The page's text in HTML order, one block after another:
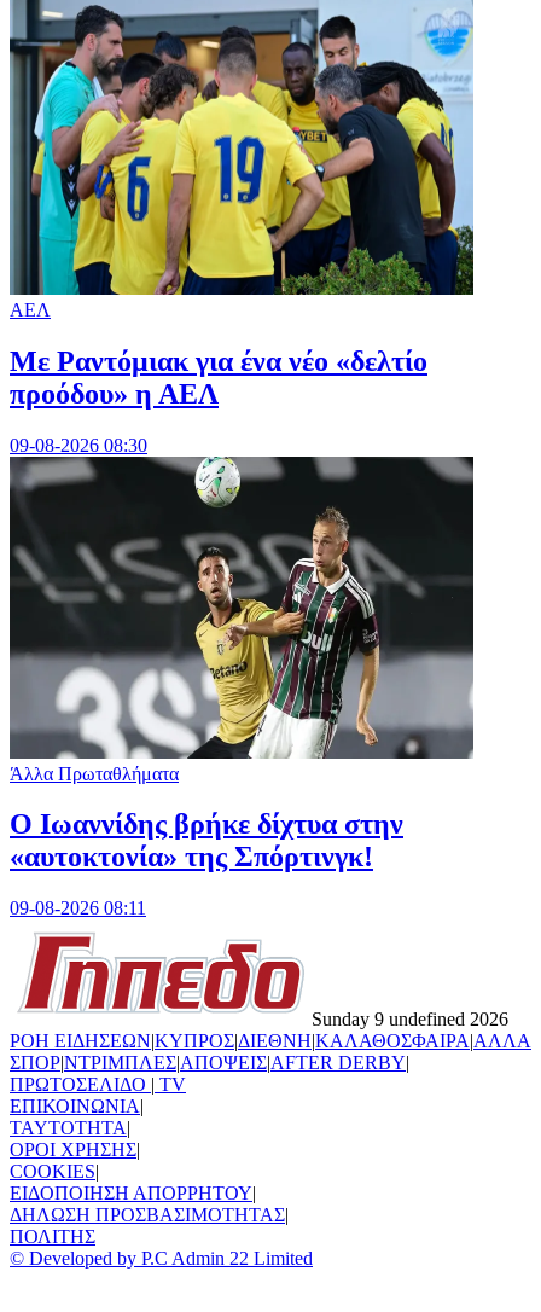
ΑΕΛ
Με Ραντόμιακ για ένα νέο «δελτίο
προόδου» η ΑΕΛ
09-08-2026 08:30
Άλλα Πρωταθλήματα
Ο Ιωαννίδης βρήκε δίχτυα στην
«αυτοκτονία» της Σπόρτινγκ!
09-08-2026 08:11
Sunday 9 undefined 2026
ΡΟΗ ΕΙΔΗΣΕΩΝ|ΚΥΠΡΟΣ|ΔΙΕΘΝΗ|ΚΑΛΑΘΟΣΦΑΙΡΑ|ΑΛΛΑ
ΣΠΟΡ|ΝΤΡΙΜΠΛΕΣ|ΑΠΟΨΕΙΣ|AFTER DERBY|
ΠΡΩΤΟΣΕΛΙΔΟ | TV
ΕΠΙΚΟΙΝΩΝΙΑ|
TAYTOTHTA|
ΟΡΟΙ ΧΡΗΣΗΣ|
COOKIES|
ΕΙΔΟΠΟΙΗΣΗ ΑΠΟΡΡΗΤΟΥ|
ΔΗΛΩΣΗ ΠΡΟΣΒΑΣΙΜΟΤΗΤΑΣ|
ΠΟΛΙΤΗΣ
© Developed by P.C Admin 22 Limited